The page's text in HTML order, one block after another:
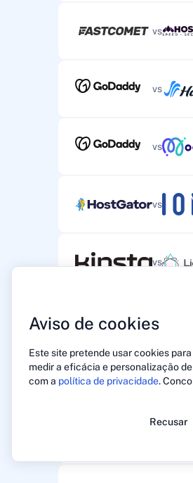
Aviso de cookies
Este site pretende usar cookies
medir a eficácia e personalização
com a política de privacidade.
Recusar
vs
vs
vs
vs
vs
vs
vs